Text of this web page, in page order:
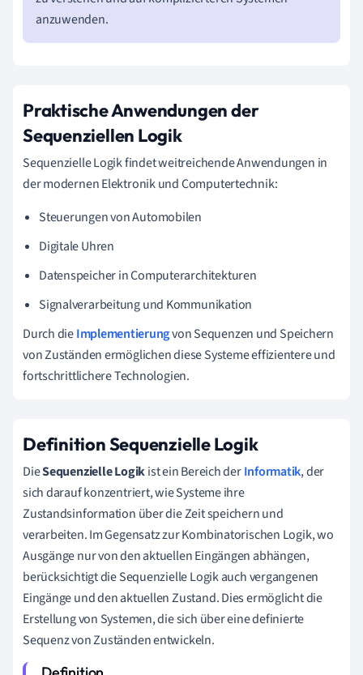
anzuwenden.
Praktische Anwendungen der
Sequenziellen Logik
Sequenzielle Logik findet weitreichende Anwendungen in
der modernen Elektronik und Computertechnik:
Steuerungen von Automobilen
Digitale Uhren
Datenspeicher in Computerarchitekturen
Signalverarbeitung und Kommunikation
Durch dieImplementierungvon Sequenzen und Speichern
von Zuständen ermöglichen diese Systeme effizientere und
fortschrittlichere Technologien.
Definition Sequenzielle Logik
DieSequenzielle Logikist ein Bereich derInformatik, der
sich darauf konzentriert, wie Systeme ihre
Zustandsinformation über die Zeit speichern und
verarbeiten. Im Gegensatz zur Kombinatorischen Logik, wo
Ausgänge nur von den aktuellen Eingängen abhängen,
berücksichtigt die Sequenzielle Logik auch vergangenen
Eingänge und den aktuellen Zustand. Dies ermöglicht die
Erstellung von Systemen, die sich über eine definierte
Sequenz von Zuständen entwickeln.